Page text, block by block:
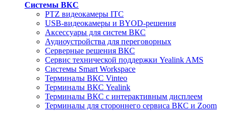
Системы ВКС
PTZ видеокамеры ITC
USB-видеокамеры и BYOD-решения
Аксессуары для систем ВКС
Аудиоустройства для переговорных
Серверные решения ВКС
Сервис технической поддержки Yealink AMS
Системы Smart Workspace
Терминалы ВКС Vinteo
Терминалы ВКС Yealink
Терминалы ВКС с интерактивным дисплеем
Терминалы для стороннего сервиса ВКС и Zoom